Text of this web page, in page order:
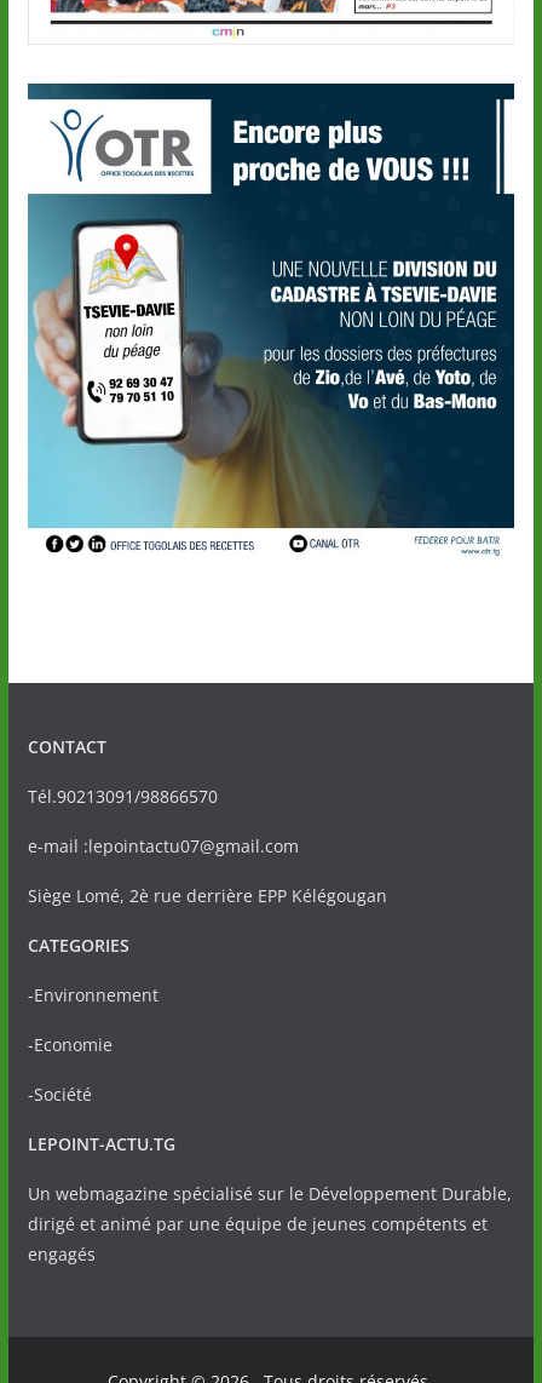
CONTACT
Tél.90213091/98866570
e-mail :lepointactu07@gmail.com
Siège Lomé, 2è rue derrière EPP Kélégougan
CATEGORIES
-Environnement
-Economie
-Société
LEPOINT-ACTU.TG
Un webmagazine spécialisé sur le Développement Durable,
dirigé et animé par une équipe de jeunes compétents et
engagés